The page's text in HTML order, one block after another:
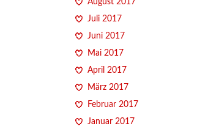
August 2017
Juli 2017
Juni 2017
Mai 2017
April 2017
März 2017
Februar 2017
Januar 2017